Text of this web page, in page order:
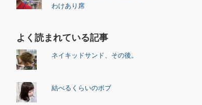
わけあり席
よく読まれている記事
ネイキッドサンド、その後。
結べるくらいのボブ